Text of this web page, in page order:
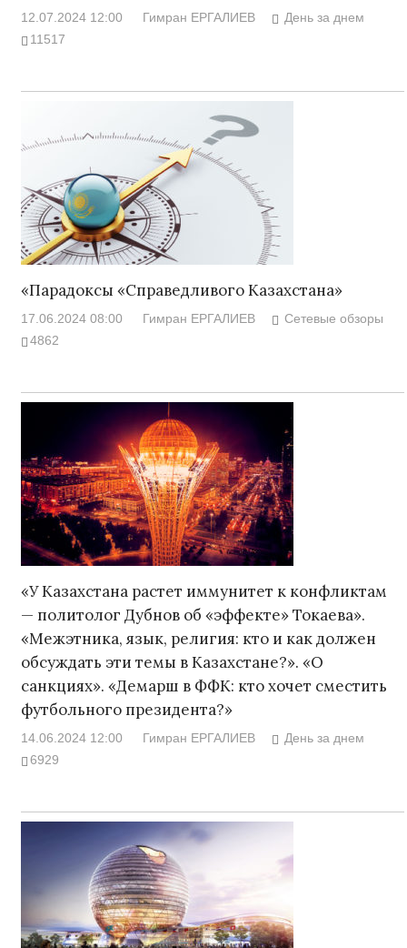
12.07.2024 12:00 Гимран ЕРГАЛИЕВ
День за днем
11517
«Парадоксы «Справедливого Казахстана»
17.06.2024 08:00 Гимран ЕРГАЛИЕВ
Сетевые обзоры
4862
«У Казахстана растет иммунитет к конфликтам
— политолог Дубнов об «эффекте» Токаева».
«Межэтника, язык, религия: кто и как должен
обсуждать эти темы в Казахстане?». «О
санкциях». «Демарш в ФФК: кто хочет сместить
футбольного президента?»
14.06.2024 12:00 Гимран ЕРГАЛИЕВ
День за днем
6929